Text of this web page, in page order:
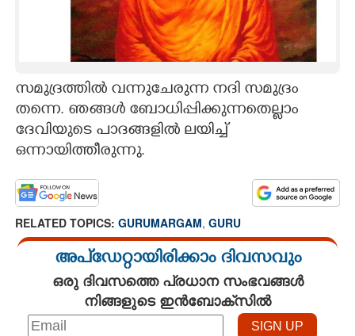
ASTRO
CARTOONS
LITERATURE
CONTACT US
സമുദ്രത്തിൽ വന്നുചേരുന്ന നദി സമുദ്ര‌ം
തന്നെ. ഞങ്ങൾ ബോധിപ്പിക്കുന്നതെല്ലാം
ദേവിയുടെ പാദങ്ങളിൽ ലയിച്ച്
ഒന്നായിത്തീരുന്നു.
RELATED TOPICS: GURUMARGAM, GURU
അപ്ഡേറ്റായിരിക്കാം ദിവസവും
ഒരു ദിവസത്തെ പ്രധാന സംഭവങ്ങൾ
നിങ്ങളുടെ ഇൻബോക്സിൽ